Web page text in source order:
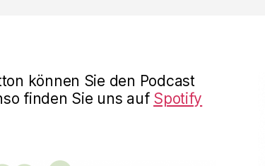
können Sie den Podcast
finden Sie uns auf Spotify